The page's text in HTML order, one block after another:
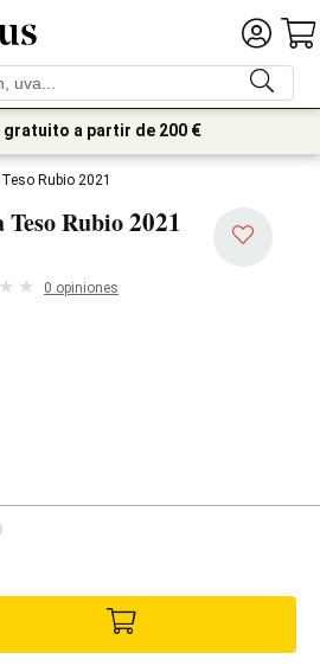
a partir de 200 €
Rubio 2021
Rubio2021
0 opiniones